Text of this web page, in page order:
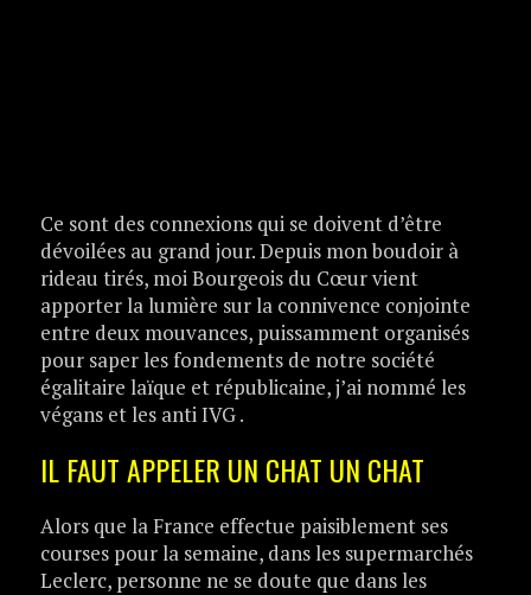
Ce sont des connexions qui se doivent d’être
dévoilées au grand jour. Depuis mon boudoir à
rideau tirés, moi Bourgeois du Cœur vient
apporter la lumière sur la connivence conjointe
entre deux mouvances, puissamment organisés
pour saper les fondements de notre société
égalitaire laïque et républicaine, j’ai nommé les
végans et les anti IVG .
IL FAUT APPELER UN CHAT UN CHAT
Alors que la France effectue paisiblement ses
courses pour la semaine, dans les supermarchés
Leclerc, personne ne se doute que dans les